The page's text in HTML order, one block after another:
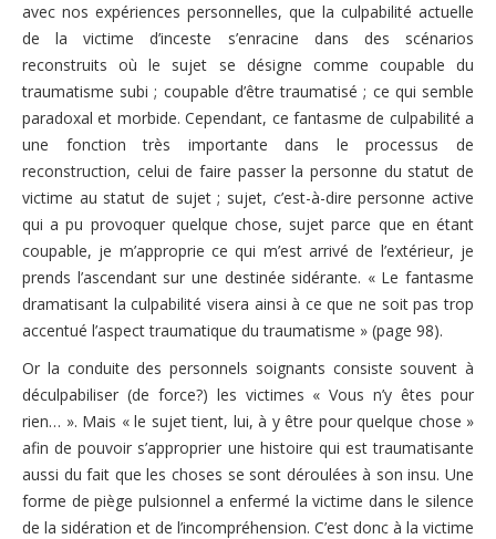
Compte rendu des groupes de paroles
Thèmes abordés lors des groupes de parole
Les ateliers
Présentation des ateliers thématiques
Ateliers Soraya de Moura
Ateliers Dorothée Dussy
Ateliers 2009
S’informer
Rappel lois et prescription
Quelques sites internet
Ressources d’aide
Les organismes de défense et de protection de l’enfance
avec nos expériences personnelles, que la culpabilité actuelle
de la victime d’inceste s’enracine dans des scénarios
reconstruits où le sujet se désigne comme coupable du
traumatisme subi ; coupable d’être traumatisé ; ce qui semble
paradoxal et morbide. Cependant, ce fantasme de culpabilité a
une fonction très importante dans le processus de
reconstruction, celui de faire passer la personne du statut de
victime au statut de sujet ; sujet, c’est-à-dire personne active
qui a pu provoquer quelque chose, sujet parce que en étant
coupable, je m’approprie ce qui m’est arrivé de l’extérieur, je
prends l’ascendant sur une destinée sidérante. « Le fantasme
dramatisant la culpabilité visera ainsi à ce que ne soit pas trop
accentué l’aspect traumatique du traumatisme » (page 98).
Or la conduite des personnels soignants consiste souvent à
déculpabiliser (de force?) les victimes « Vous n’y êtes pour
rien… ». Mais « le sujet tient, lui, à y être pour quelque chose »
afin de pouvoir s’approprier une histoire qui est traumatisante
aussi du fait que les choses se sont déroulées à son insu. Une
forme de piège pulsionnel a enfermé la victime dans le silence
de la sidération et de l’incompréhension. C’est donc à la victime